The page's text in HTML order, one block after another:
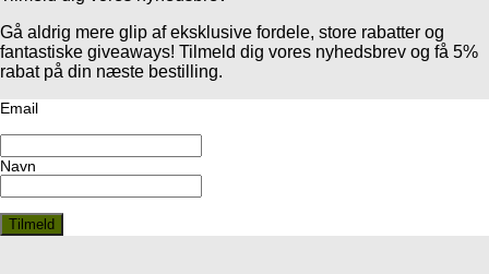
Gå aldrig mere glip af eksklusive fordele, store rabatter og
fantastiske giveaways! Tilmeld dig vores nyhedsbrev og få 5%
rabat på din næste bestilling.
Email
Navn